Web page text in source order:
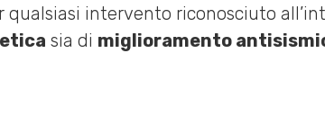
intervento riconosciuto
sia di miglioramento